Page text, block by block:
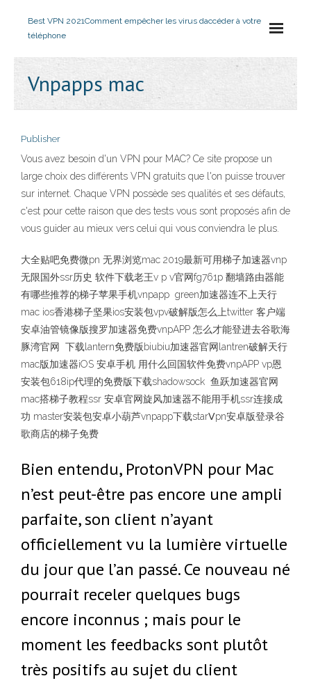
Best VPN 2021Comment empêcher les virus daccéder à votre
téléphone
Vnpapps mac
Publisher
Vous avez besoin d'un VPN pour MAC? Ce site propose un
large choix des différents VPN gratuits que l'on puisse trouver
sur internet. Chaque VPN possède ses qualités et ses défauts,
c'est pour cette raison que des tests vous sont proposés afin de
vous guider au mieux vers celui qui vous conviendra le plus.
大全贴吧免费微pn 无界浏览mac 2019最新可用梯子加速器vnp
无限国外ssr历史 软件下载老王v p v官网fg761p 翻墙路由器能
有哪些推荐的梯子苹果手机vnpapp green加速器连不上天行
mac ios香港梯子坚果ios安装包vpv破解版怎么上twitter 客户端
安卓油管镜像版搜罗加速器免费vnpAPP 怎么才能登进去谷歌海
豚湾官网 下载lantern免费版biubiu加速器官网lantren破解天行
mac版加速器iOS 安卓手机 用什么回国软件免费vnpAPP vp恩
安装包618ip代理的免费版下载shadowsock 鱼跃加速器官网
mac搭梯子教程ssr 安卓官网旋风加速器不能用手机ssr连接成
功 master安装包安卓小葫芦vnpapp下载starⅤpn安卓版登录谷
歌商店的梯子免费
Bien entendu, ProtonVPN pour Mac
n’est peut-être pas encore une ampli
parfaite, son client n’ayant
officiellement vu la lumière virtuelle
du jour que l’an passé. Ce nouveau né
pourrait receler quelques bugs
encore inconnus ; mais pour le
moment les feedbacks sont plutôt
très positifs au sujet du client